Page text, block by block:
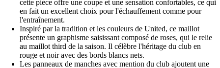
cette pièce offre une coupe et une sensation confortables, ce qui
en fait un excellent choix pour l'échauffement comme pour
l'entraînement.
Inspiré par la tradition et les couleurs de United, ce maillot
présente un graphisme saisissant composé de roses, qui le relie
au maillot third de la saison. Il célèbre l'héritage du club en
rouge et noir avec des bords blancs nets.
Les panneaux de manches avec mention du club ajoutent une